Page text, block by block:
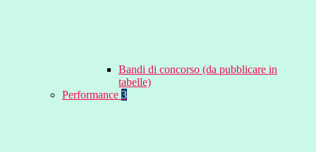
Bandi di concorso (da pubblicare in
tabelle)
Performance 3